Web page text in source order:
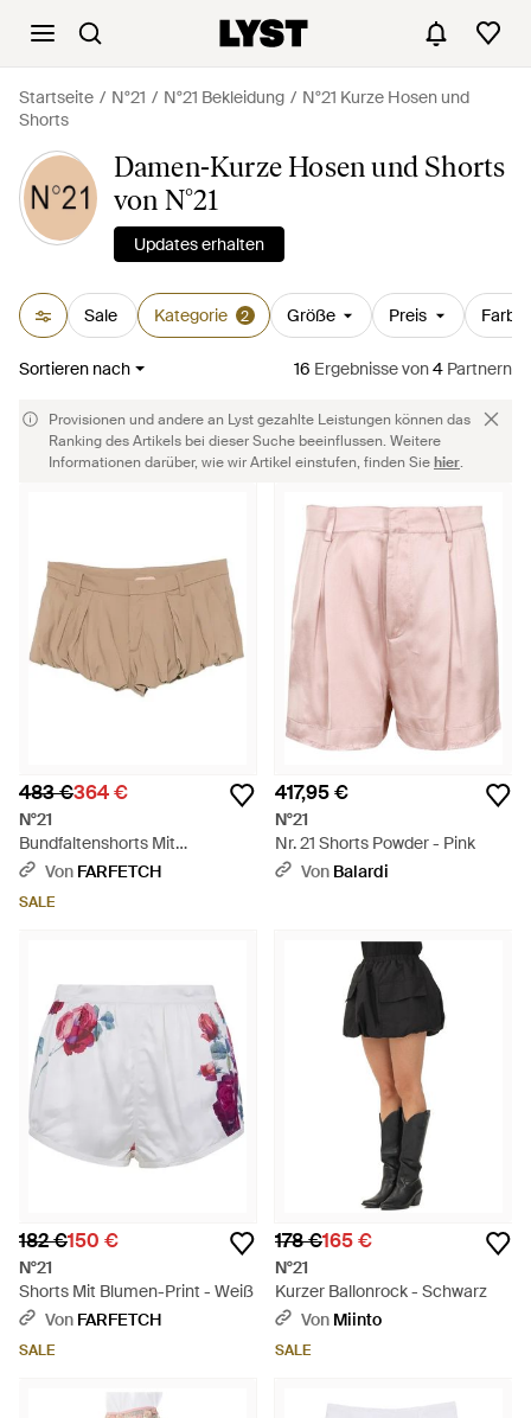
Startseite N°21 N°21 Bekleidung
N°21 Kurze Hosen und
Shorts
Damen-Kurze Hosen und Shorts
von N°21
Updates erhalten
Sale Kategorie 2 Größe Preis Farbe
Sortieren nach 16 Ergebnissevon4 Partnern
Provisionen und andere an Lyst gezahlte Leistungen können das
Ranking des Artikels bei dieser Suche beeinflussen. Weitere
Informationen darüber, wie wir Artikel einstufen, finden Siehier.
483 €364 €
N°21
Bundfaltenshorts Mit
Ballonsaum - Natur
Von FARFETCH
SALE
417,95 €
N°21
Nr. 21 Shorts Powder - Pink
Von Balardi
182 €150 €
N°21
Shorts Mit Blumen-Print - Weiß
Von FARFETCH
SALE
178 €165 €
N°21
Kurzer Ballonrock - Schwarz
Von Miinto
SALE